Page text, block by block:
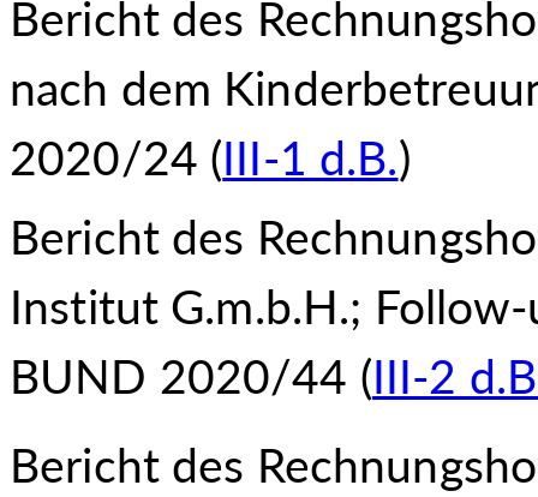
Bericht des
nach dem Kinderbetreu
2020/24 (III-1 d.B.)
Bericht des
Institut G.m.b.H.;
BUND 2020/44 (III-2
Bericht des